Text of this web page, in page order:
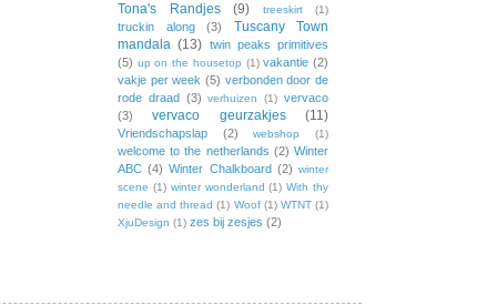
Tona's Randjes (9) treeskirt (1)
truckin along (3)
Tuscany Town
mandala (13) twin peaks primitives
(5) up on the housetop (1) vakantie (2)
vakje per week (5) verbonden door de
rode draad (3) verhuizen (1) vervaco
(3)
vervaco geurzakjes (11)
Vriendschapslap (2) webshop (1)
welcome to the netherlands (2) Winter
ABC (4) Winter Chalkboard (2) winter
scene (1) winter wonderland (1) With thy
needle and thread (1) Woof (1) WTNT (1)
XjuDesign (1) zes bij zesjes (2)